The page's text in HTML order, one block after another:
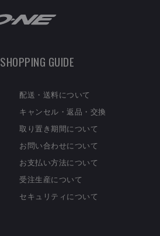
SHOPPING GUIDE
配送・送料について
キャンセル・返品・交換
取り置き期間について
お問い合わせについて
お支払い方法について
受注生産について
セキュリティについて